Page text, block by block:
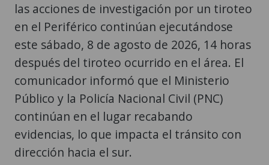
las acciones de investigación por un tiroteo
en el Periférico continúan ejecutándose
este sábado, 8 de agosto de 2026, 14 horas
después del tiroteo ocurrido en el área. El
comunicador informó que el Ministerio
Público y la Policía Nacional Civil (PNC)
continúan en el lugar recabando
evidencias, lo que impacta el tránsito con
dirección hacia el sur.